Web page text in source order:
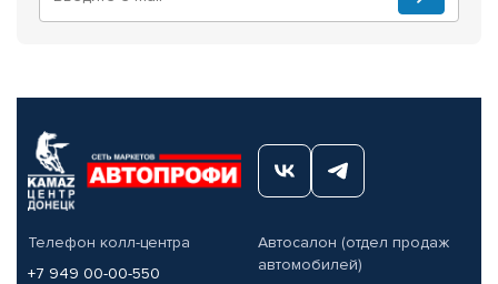
Телефон колл-центра
+7 949 00-00-550
Автосалон (отдел продаж
автомобилей)